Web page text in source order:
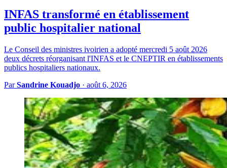
INFAS transformé en établissement
public hospitalier national
Le Conseil des ministres ivoirien a adopté mercredi 5 août 2026
deux décrets réorganisant l'INFAS et le CNEPTIR en établissements
publics hospitaliers nationaux.
ParSandrine Kouadjo · août 6, 2026